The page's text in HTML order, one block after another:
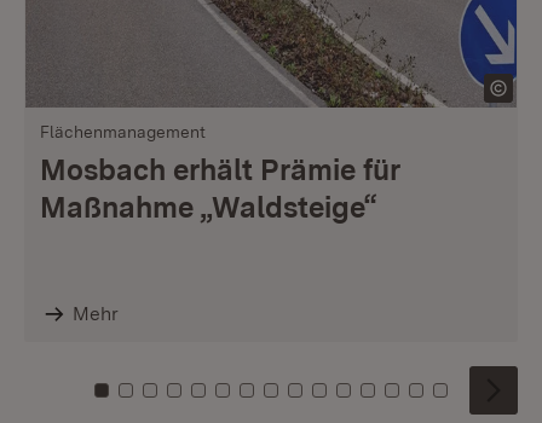
Flächenmanagement
Mosbach erhält Prämie für
Maßnahme „Waldsteige“
Mehr
Zu Kachel: 0
Zu Kachel: 1
Zu Kachel: 2
Zu Kachel: 3
Zu Kachel: 4
Zu Kachel: 5
Zu Kachel: 6
Zu Kachel: 7
Zu Kachel: 8
Zu Kachel: 9
Zu Kachel: 10
Zu Kachel: 11
Zu Kachel: 12
Zu Kachel:
Zu